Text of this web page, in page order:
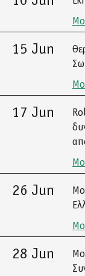
15 Jun
17 Jun
26 Jun
28 Jun